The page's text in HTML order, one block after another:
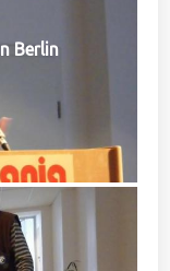
Berlin